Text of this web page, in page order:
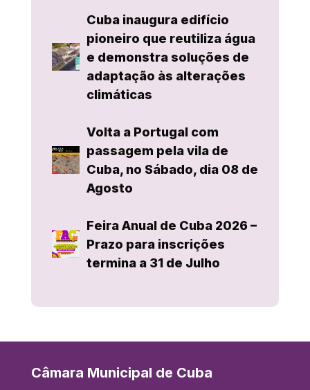
Cuba inaugura edifício
pioneiro que reutiliza água
e demonstra soluções de
adaptação às alterações
climáticas
Volta a Portugal com
passagem pela vila de
Cuba, no Sábado, dia 08 de
Agosto
Feira Anual de Cuba 2026 –
Prazo para inscrições
termina a 31 de Julho
Câmara Municipal de Cuba